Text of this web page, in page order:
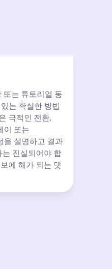
또는 튜토리얼 동
는 확실한 방법
극적인 전환,
이 또는
을 설명하고 결과
진실되어야 합
에 해가 되는 댓